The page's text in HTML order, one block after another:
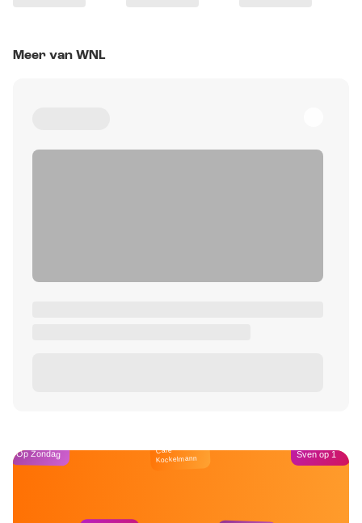
Meer van WNL
Op Zondag Café
Kockelmann Sven op 1